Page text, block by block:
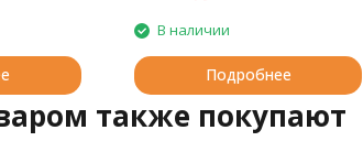
В наличии
Подробнее
также покупают